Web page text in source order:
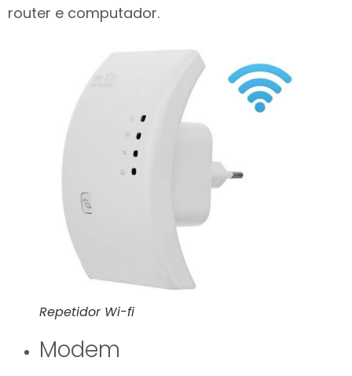
router e computador.
Repetidor Wi-fi
Modem